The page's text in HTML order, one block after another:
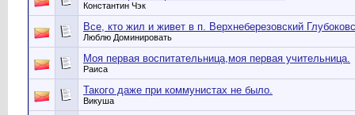
Константин Чэк
Все, кто жил и живет в п. Верхнеберезовский
Люблю Доминировать
Моя первая воспитательница,моя первая учительница.
Раиса
Такого даже при коммунистах не было.
Викуша